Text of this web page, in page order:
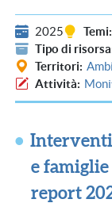
2025 Temi
Tipo di risorsa
Territori
Attività
Interventi
e
report